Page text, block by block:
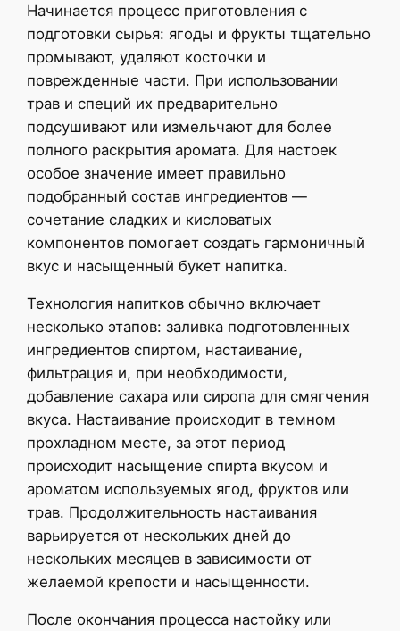
Начинается процесс приготовления с
подготовки сырья: ягоды и фрукты тщательно
промывают, удаляют косточки и
поврежденные части. При использовании
трав и специй их предварительно
подсушивают или измельчают для более
полного раскрытия аромата. Для настоек
особое значение имеет правильно
подобранный состав ингредиентов —
сочетание сладких и кисловатых
компонентов помогает создать гармоничный
вкус и насыщенный букет напитка.
Технология напитков обычно включает
несколько этапов: заливка подготовленных
ингредиентов спиртом, настаивание,
фильтрация и, при необходимости,
добавление сахара или сиропа для смягчения
вкуса. Настаивание происходит в темном
прохладном месте, за этот период
происходит насыщение спирта вкусом и
ароматом используемых ягод, фруктов или
трав. Продолжительность настаивания
варьируется от нескольких дней до
нескольких месяцев в зависимости от
желаемой крепости и насыщенности.
После окончания процесса настойку или